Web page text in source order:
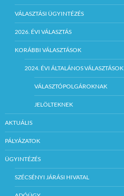
VÁLASZTÁSI ÜGYINTÉZÉS
2026. ÉVI VÁLASZTÁS
KORÁBBI VÁLASZTÁSOK
2024. ÉVI ÁLTALÁNOS VÁLASZTÁSOK
VÁLASZTÓPOLGÁROKNAK
JELÖLTEKNEK
AKTUÁLIS
PÁLYÁZATOK
ÜGYINTÉZÉS
SZÉCSÉNYI JÁRÁSI HIVATAL